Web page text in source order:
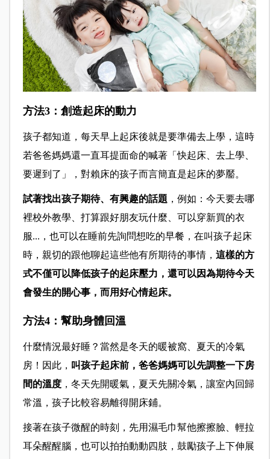
方法3：創造起床的動力
孩子都知道，每天早上起床後就是要準備去上學，這時
若爸爸媽媽還一直耳提面命的喊著「快起床、去上學、
要遲到了」，對賴床的孩子而言簡直是起床的夢靨。
試著找出孩子期待、有興趣的話題 ，例如：今天要去哪
裡校外教學、打算跟好朋友玩什麼、可以穿新買的衣
服...，也可以在睡前先詢問想吃的早餐，在叫孩子起床
時，親切的跟他聊起這些他有所期待的事情， 這樣的方
式不僅可以降低孩子的起床壓力，還可以因為期待今天
會發生的開心事，而用好心情起床。
方法4：幫助身體回溫
什麼情況最好睡？當然是冬天的暖被窩、夏天的冷氣
房！因此， 叫孩子起床前，爸爸媽媽可以先調整一下房
間的溫度，冬天先開暖氣，夏天先關冷氣，讓室內回歸
常溫，孩子比較容易離得開床鋪。
接著在孩子微醒的時刻，先用濕毛巾幫他擦擦臉、輕拉
耳朵醒醒腦，也可以拍拍動動四肢，鼓勵孩子上下伸展